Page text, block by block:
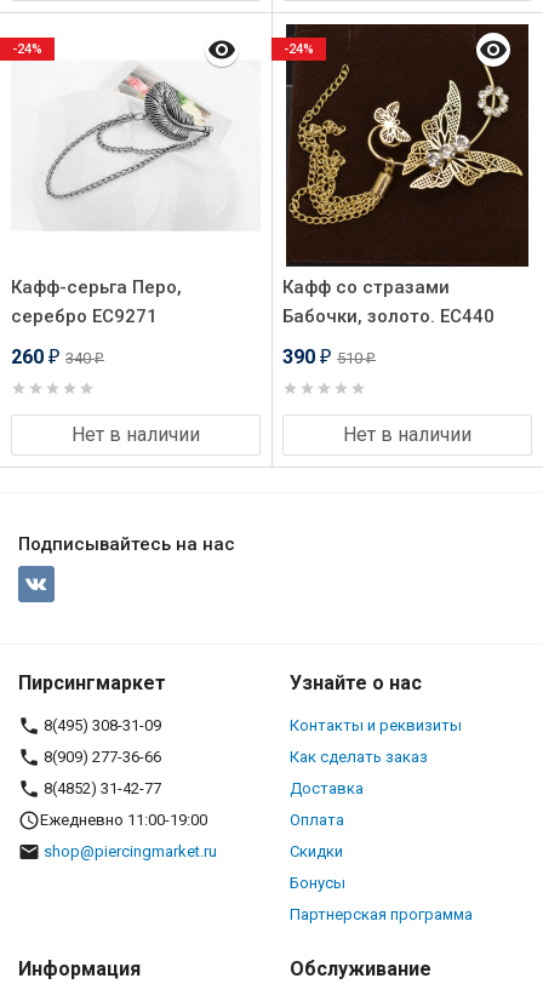
Кафф-серьга Перо,
серебро EC9271
260 ₽ 340₽
Нет в наличии
-24%
Кафф со стразами
Бабочки, золото. EC440
390 ₽ 510₽
Нет в наличии
-24%
Подписывайтесь на нас
Пирсингмаркет
8(495) 308-31-09
8(909) 277-36-66
8(4852) 31-42-77
Ежедневно 11:00-19:00
shop@piercingmarket.ru
Узнайте о нас
Контакты и реквизиты
Как сделать заказ
Доставка
Оплата
Скидки
Бонусы
Партнерская программа
Информация Обслуживание